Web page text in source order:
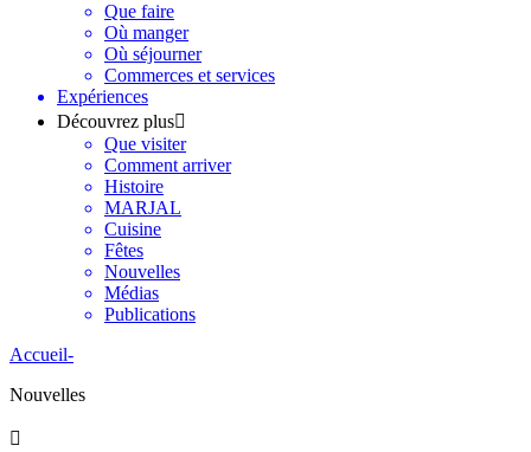
Que faire
Où manger
Où séjourner
Commerces et services
Expériences
Découvrez plus
Que visiter
Comment arriver
Histoire
MARJAL
Cuisine
Fêtes
Nouvelles
Médias
Publications
Accueil-
Nouvelles